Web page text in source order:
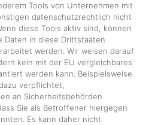
Tools von Unternehmen mit
datenschutzrechtlich nicht
diese Tools aktiv sind, können
Daten in diese Drittstaaten
werden. Wir weisen darauf
kein mit der EU vergleichbares
werden kann. Beispielsweise
verpflichtet,
an Sicherheitsbehörden
Sie als Betroffener hiergegen
Es kann daher nicht